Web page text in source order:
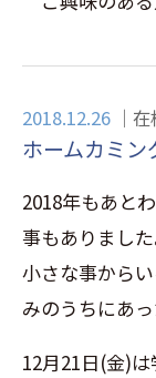
2018.12.26 在
ホームカミン
2018年もあと
事もありました
小さな事から
みのうちにあっ
12月21日(金)